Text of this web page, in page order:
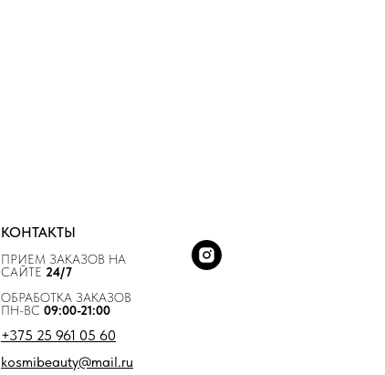
КОНТАКТЫ
ПРИЕМ ЗАКАЗОВ НА
САЙТЕ 24/7
ОБРАБОТКА ЗАКАЗОВ
ПН-ВС 09:00-21:00
+375 25 961 05 60
kosmibeauty@mail.ru